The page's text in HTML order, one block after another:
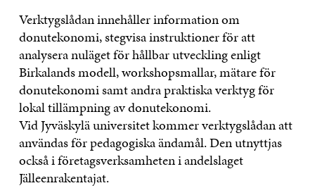
Verktygslådan innehåller information om
donutekonomi, stegvisa instruktioner för att
analysera nuläget för hållbar utveckling enligt
Birkalands modell, workshopsmallar, mätare för
donutekonomi samt andra praktiska verktyg för
lokal tillämpning av donutekonomi.
Vid Jyväskylä universitet kommer verktygslådan att
användas för pedagogiska ändamål. Den utnyttjas
också i företagsverksamheten i andelslaget
Jälleenrakentajat.